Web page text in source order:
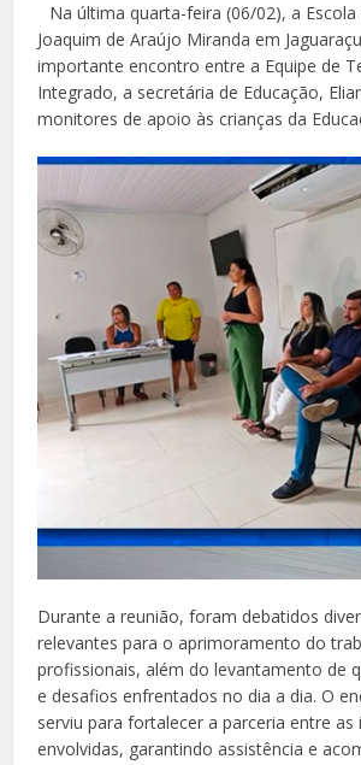
Na última quarta-feira (06/02), a Escola
Joaquim de Araújo Miranda em
importante encontro entre a Equipe de
Integrado, a secretária de Educação,
monitores de apoio às crianças da
Durante a reunião, foram debatidos
relevantes para o aprimoramento do
profissionais, além do levantamento de
e desafios enfrentados no dia a dia. O
serviu para fortalecer a parceria entre as
envolvidas, garantindo assistência e